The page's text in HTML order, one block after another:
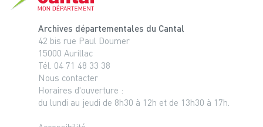
Archives départementales du Cantal
42 bis rue Paul Doumer
15000 Aurillac
Tél. 04 71 48 33 38
Nous contacter
Horaires d'ouverture :
du lundi au jeudi de 8h30 à 12h et de 13h30 à 17h.